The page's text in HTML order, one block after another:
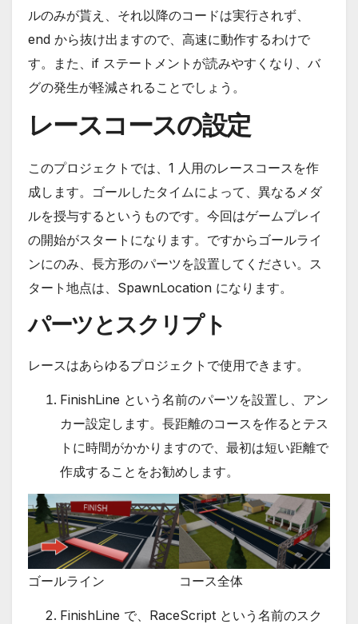
ルのみが貰え、それ以降のコードは実行されず、
end から抜け出ますので、高速に動作するわけで
す。また、if ステートメントが読みやすくなり、バ
グの発生が軽減されることでしょう。
レースコースの設定
このプロジェクトでは、1 人用のレースコースを作
成します。ゴールしたタイムによって、異なるメダ
ルを授与するというものです。今回はゲームプレイ
の開始がスタートになります。ですからゴールライ
ンにのみ、長方形のパーツを設置してください。ス
タート地点は、SpawnLocation になります。
パーツとスクリプト
レースはあらゆるプロジェクトで使用できます。
FinishLine という名前のパーツを設置し、アン
カー設定します。長距離のコースを作るとテス
トに時間がかかりますので、最初は短い距離で
作成することをお勧めします。
ゴールライン コース全体
FinishLine で、RaceScript という名前のスク